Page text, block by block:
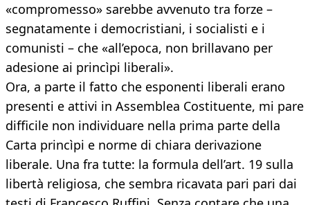
«compromesso» sarebbe avvenuto tra forze –
segnatamente i democristiani, i socialisti e i
comunisti – che «all’epoca, non brillavano per
adesione ai princìpi liberali».
Ora, a parte il fatto che esponenti liberali erano
presenti e attivi in Assemblea Costituente, mi pare
difficile non individuare nella prima parte della
Carta princìpi e norme di chiara derivazione
liberale. Una fra tutte: la formula dell’art. 19 sulla
libertà religiosa, che sembra ricavata pari pari dai